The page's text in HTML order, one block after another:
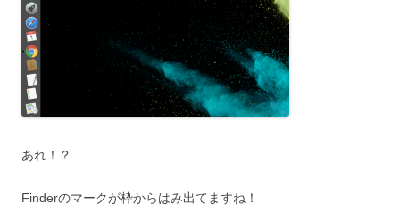
あれ！？
Finderのマークが枠からはみ出てますね！